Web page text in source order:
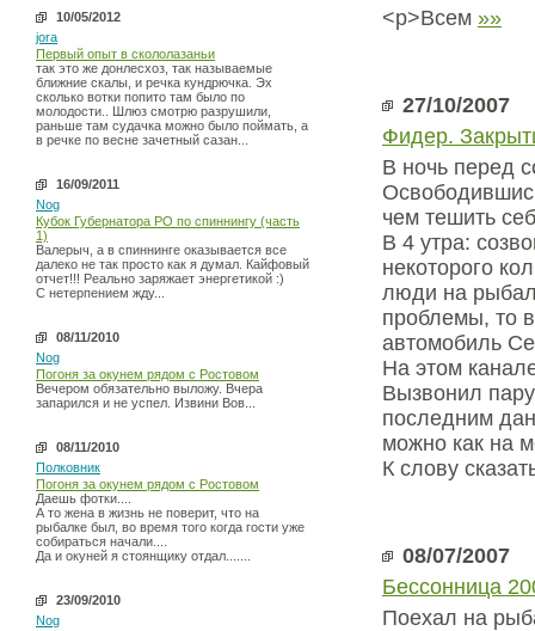
10/05/2012
jora
Первый опыт в скололазаньи
так это же донлесхоз, так называемые
ближние скалы, и речка кундрючка. Эх
сколько вотки попито там было по
молодости.. Шлюз смотрю разрушили,
раньше там судачка можно было поймать, а
в речке по весне зачетный сазан...
16/09/2011
Nog
Кубок Губернатора РО по спиннингу (часть
1)
Валерыч, а в спиннинге оказывается все
далеко не так просто как я думал. Кайфовый
отчет!!! Реально заряжает энергетикой :)
С нетерпением жду...
08/11/2010
Nog
Погоня за окунем рядом с Ростовом
Вечером обязательно выложу. Вчера
запарился и не успел. Извини Вов...
08/11/2010
Полковник
Погоня за окунем рядом с Ростовом
Даешь фотки....
А то жена в жизнь не поверит, что на
рыбалке был, во время того когда гости уже
собираться начали....
Да и окуней я стоянщику отдал.......
23/09/2010
Nog
<p>Всем »»
27/10/2007
Фидер.
В ночь перед
чем тешить
В 4 утра:
некоторого
люди на
проблемы, то
автомобиль
На этом
Вызвонил пару
последним
можно как на
К слову
08/07/2007
Бессонница
Поехал на